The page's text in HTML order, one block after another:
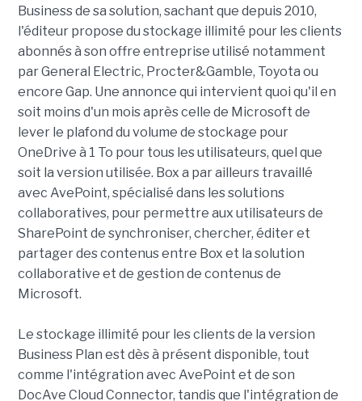
Business de sa solution, sachant que depuis 2010,
l'éditeur propose du stockage illimité pour les clients
abonnés à son offre entreprise utilisé notamment
par General Electric, Procter&Gamble, Toyota ou
encore Gap. Une annonce qui intervient quoi qu'il en
soit moins d'un mois après celle de Microsoft de
lever le plafond du volume de stockage pour
OneDrive à 1 To pour tous les utilisateurs, quel que
soit la version utilisée. Box a par ailleurs travaillé
avec AvePoint, spécialisé dans les solutions
collaboratives, pour permettre aux utilisateurs de
SharePoint de synchroniser, chercher, éditer et
partager des contenus entre Box et la solution
collaborative et de gestion de contenus de
Microsoft.
Le stockage illimité pour les clients de la version
Business Plan est dès à présent disponible, tout
comme l'intégration avec AvePoint et de son
DocAve Cloud Connector, tandis que l'intégration de